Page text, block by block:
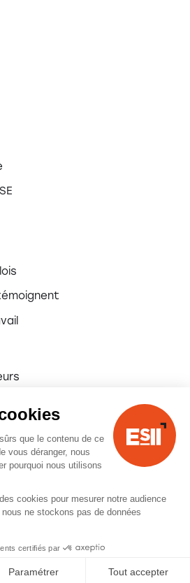
que le contenu de ce
vous déranger, nous
pourquoi nous utilisons
cookies pour mesurer notre audience
ne stockons pas de données
certifiés par
Paramétrer Tout accepter